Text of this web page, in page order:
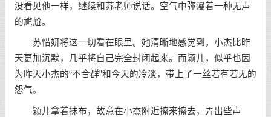
没看见他一样，继续和苏老师说话。空气中弥漫着一种无声
的尴尬。
苏惜妍将这一切看在眼里。她清晰地感觉到，小杰比昨
天更加沉默，几乎将自己完全封闭起来。而颖儿，似乎也因
为昨天小杰的“不合群”和今天的冷淡，带上了一丝若有若无的
怨气。
颖儿拿着抹布，故意在小杰附近擦来擦去，弄出些声